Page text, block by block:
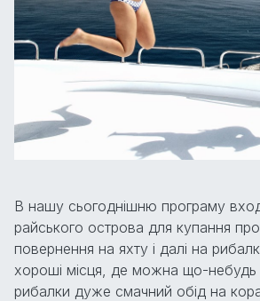
В нашу сьогоднішню програму
райського острова для купання
повернення на яхту і далі на
хороші місця, де можна що-небудь
рибалки дуже смачний обід на